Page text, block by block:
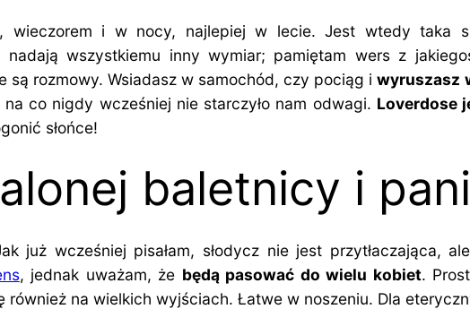
wieczorem i w nocy, najlepiej w lecie. Jest wtedy taka
wszystkiemu inny wymiar; pamiętam wers z
są rozmowy. Wsiadasz w samochód, czy pociąg iwyruszasz
co nigdy wcześniej nie starczyło nam odwagi. Loverdose
słońce!
baletnicy i
już wcześniej pisałam, słodycz nie jest przytłaczająca,
, jednak uważam, że będą pasować do wielu kobiet.
na wielkich wyjściach. Łatwe w noszeniu. Dla